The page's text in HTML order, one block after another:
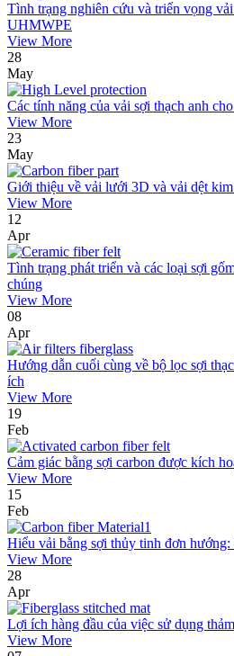
Tình trạng nghiên cứu và triển vọng
UHMWPE
View More
28
May
Các tính năng của vải sợi thạch anh
View More
23
May
Giới thiệu về vải lưới 3D và vải dệt
View More
12
Apr
Tình trạng phát triển và các loại sợi
chúng
View More
08
Apr
Hướng dẫn cuối cùng về bộ lọc sợi
ích
View More
19
Feb
Cảm giác bằng sợi carbon được kích
View More
15
Feb
Hiểu vải bằng sợi thủy tinh đơn
View More
28
Apr
Lợi ích hàng đầu của việc sử dụng
View More